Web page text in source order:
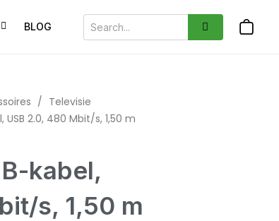
BLOG
/ Televisie
2.0, 480 Mbit/s, 1,50 m
kabel,
s, 1,50 m